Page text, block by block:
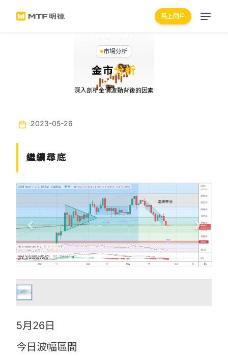
馬上開戶
市場分析
金市分析
深入剖析金價波動背後的因素
2023-05-26
繼續尋底
Previous Next
5月26日
今日波幅區間